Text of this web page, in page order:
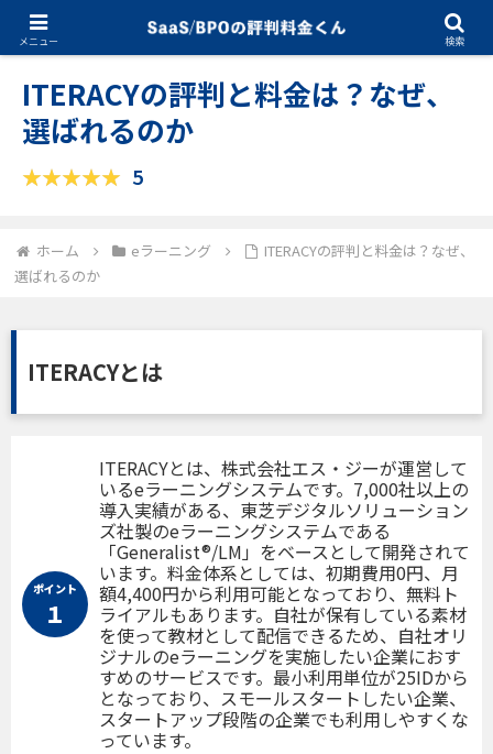
eラーニング 03.05.2025
ITERACYの評判と料金は？なぜ、
選ばれるのか
5
ホーム eラーニング
ITERACYの評判と料金は？なぜ、
選ばれるのか
ITERACYとは
ポイント
１
ITERACYとは、株式会社エス・ジーが運営して
いるeラーニングシステムです。7,000社以上の
導入実績がある、東芝デジタルソリューション
ズ社製のeラーニングシステムである
「Generalist®/LM」をベースとして開発されて
います。料金体系としては、初期費用0円、月
額4,400円から利用可能となっており、無料ト
ライアルもあります。自社が保有している素材
を使って教材として配信できるため、自社オリ
ジナルのeラーニングを実施したい企業におす
すめのサービスです。最小利用単位が25IDから
となっており、スモールスタートしたい企業、
スタートアップ段階の企業でも利用しやすくな
っています。
メニュー 検索